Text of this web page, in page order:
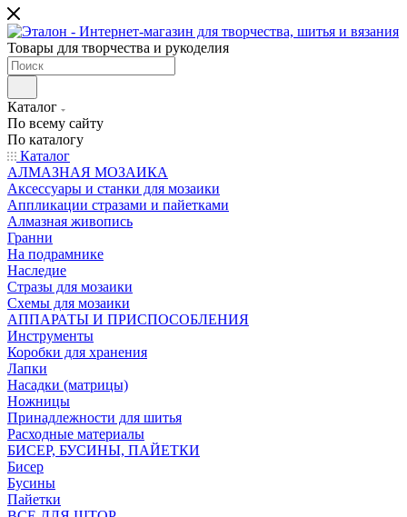
Товары для творчества и рукоделия
Каталог
По всему сайту
По каталогу
Каталог
АЛМАЗНАЯ МОЗАИКА
Аксессуары и станки для мозаики
Аппликации стразами и пайетками
Алмазная живопись
Гранни
На подрамнике
Наследие
Стразы для мозаики
Схемы для мозаики
АППАРАТЫ И ПРИСПОСОБЛЕНИЯ
Инструменты
Коробки для хранения
Лапки
Насадки (матрицы)
Ножницы
Принадлежности для шитья
Расходные материалы
БИСЕР, БУСИНЫ, ПАЙЕТКИ
Бисер
Бусины
Пайетки